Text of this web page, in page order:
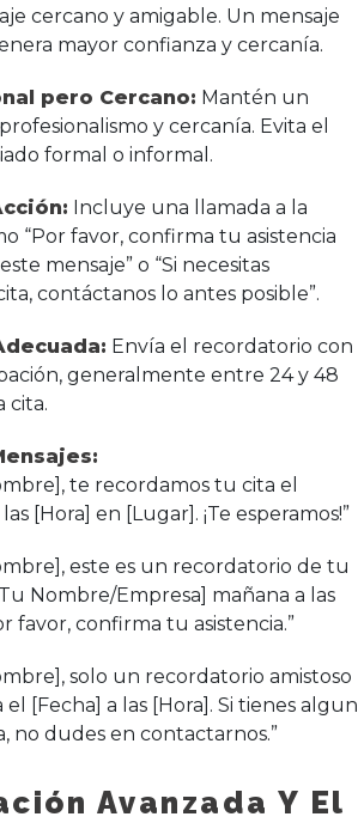
cercano y amigable. Un mensaje
mayor confianza y cercanía.
pero Cercano: Mantén un
y cercanía. Evita el
formal o informal.
Incluye una llamada a la
“Por favor, confirma tu asistencia
mensaje” o “Si necesitas
contáctanos lo antes posible”.
Envía el recordatorio con
generalmente entre 24 y 48
cita.
te recordamos tu cita el
[Hora] en [Lugar]. ¡Te esperamos!”
este es un recordatorio de tu
Nombre/Empresa] mañana a las
favor, confirma tu asistencia.”
solo un recordatorio amistoso
[Fecha] a las [Hora]. Si tienes
no dudes en contactarnos.”
Avanzada Y El